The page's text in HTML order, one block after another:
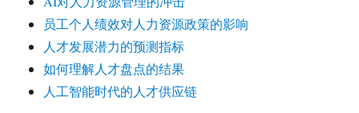
员工个人绩效对人力资源政策的影响
人才发展潜力的预测指标
如何理解人才盘点的结果
人工智能时代的人才供应链